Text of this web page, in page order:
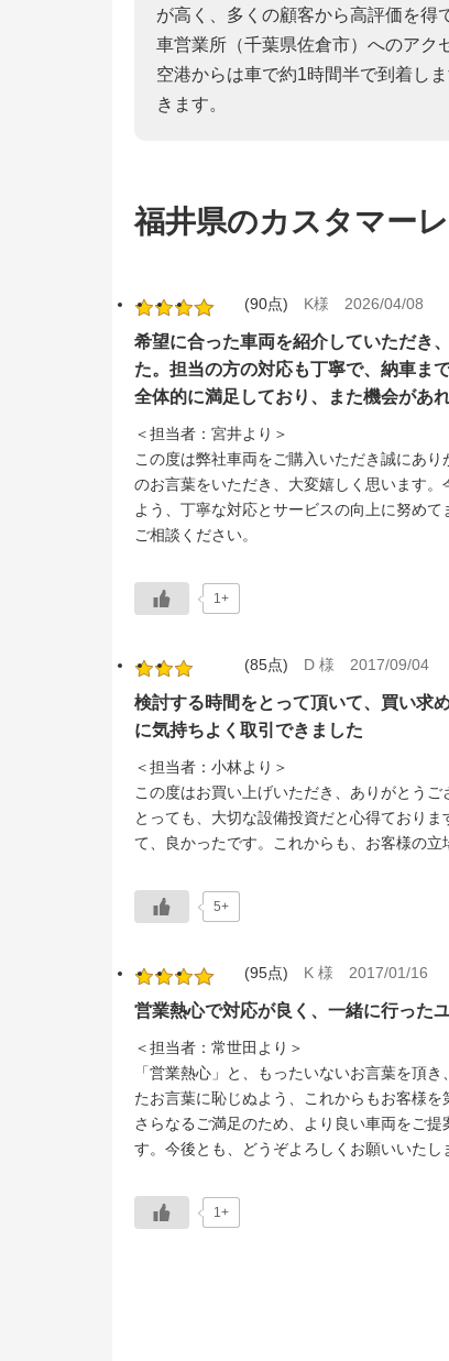
が高く、多くの顧客から高評価を得
車営業所（千葉県佐倉市）へのアク
空港からは車で約1時間半で到着し
きます。
福井県のカスタマー
(90点) K様 2026/04/08
希望に合った車両を紹介していただき
た。担当の方の対応も丁寧で、納車ま
全体的に満足しており、また機会があ
＜担当者：宮井より＞
この度は弊社車両をご購入いただき誠にあ
のお言葉をいただき、大変嬉しく思います
よう、丁寧な対応とサービスの向上に努め
ご相談ください。
1+
(85点) D 様 2017/09/04
検討する時間をとって頂いて、買い求
に気持ちよく取引できました
＜担当者：小林より＞
この度はお買い上げいただき、ありがとう
とっても、大切な設備投資だと心得ており
て、良かったです。これからも、お客様の立
5+
(95点) K 様 2017/01/16
営業熱心で対応が良く、一緒に行った
＜担当者：常世田より＞
「営業熱心」と、もったいないお言葉を頂
たお言葉に恥じぬよう、これからもお客様を
さらなるご満足のため、より良い車両をご
す。今後とも、どうぞよろしくお願いいたし
1+